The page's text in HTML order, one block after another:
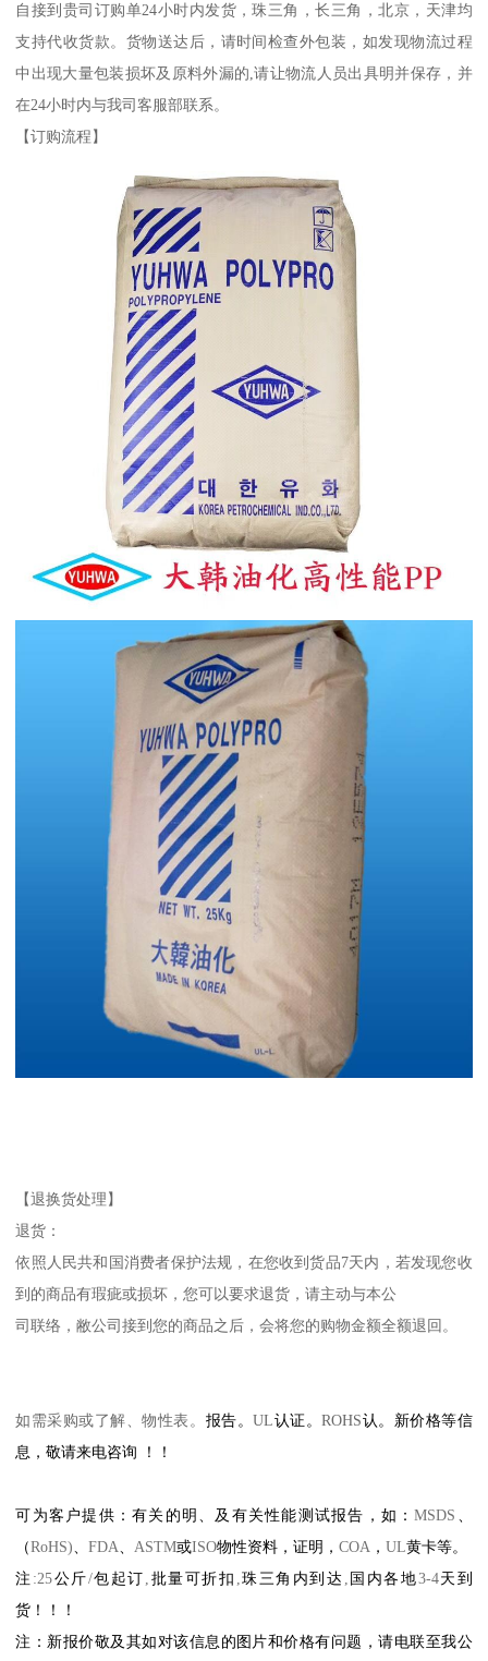
自接到贵司订购单24小时内发货，珠三角，长三角，北京，天津均
支持代收货款。货物送达后，请时间检查外包装，如发现物流过程
中出现大量包装损坏及原料外漏的 ,请让物流人员出具明并保存，并
在24小时内与我司客服部联系。
【订购流程】
【退换货处理】
退货：
依照人民共和国消费者保护法规，在您收到货品7天内，若发现您收
到的商品有瑕疵或损坏，您可以要求退货，请主动与本公
司联络，敝公司接到您的商品之后，会将您的购物金额全额退回。
如需采购或了解、物性表。 报告。UL认证。ROHS认。新价格等信
息，敬请来电咨询
！！
可为客户提供：有关的明、及有关性能测试报告，如：MSDS
（RoHS) 、FDA ASTM或ISO物性资料，证明，COA ，UL黄卡等。
注 :25公斤/包起订 批量可折扣 珠三角内到达 国内各地3-4天到
货！！！
注：新报价敬及其如对该信息的图片和价格有问题，请电联至我公